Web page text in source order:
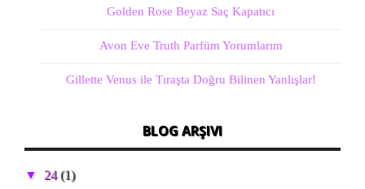
Golden Rose Beyaz Saç Kapatıcı
Avon Eve Truth Parfüm Yorumlarım
Gillette Venus ile Tıraşta Doğru Bilinen Yanlışlar!
BLOG ARŞIVI
▼ 24(1)